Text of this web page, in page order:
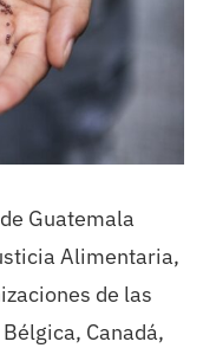
Guatemala
Alimentaria,
de las
Canadá,